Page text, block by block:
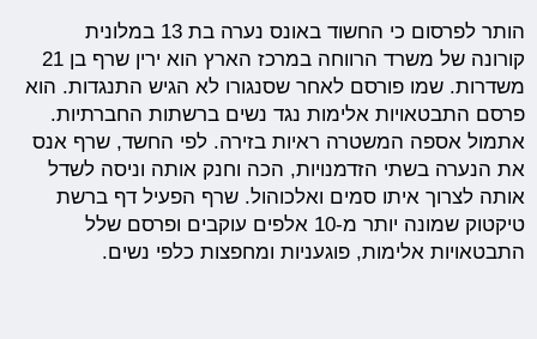
הותר לפרסום כי החשוד באונס נערה בת 13 במלונית
קורונה של משרד הרווחה במרכז הארץ הוא ירין שרף בן 21
משדרות. שמו פורסם לאחר שסנגורו לא הגיש התנגדות. הוא
פרסם התבטאויות אלימות נגד נשים ברשתות החברתיות.
אתמול אספה המשטרה ראיות בזירה. לפי החשד, שרף אנס
את הנערה בשתי הזדמנויות, הכה וחנק אותה וניסה לשדל
אותה לצרוך איתו סמים ואלכוהול. שרף הפעיל דף ברשת
טיקטוק שמונה יותר מ-10 אלפים עוקבים ופרסם שלל
התבטאויות אלימות, פוגעניות ומחפצות כלפי נשים.